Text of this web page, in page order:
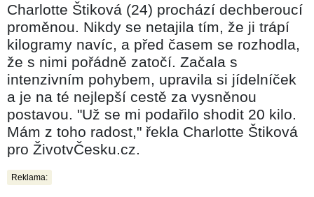
Charlotte Štiková (24) prochází dechberoucí
proměnou. Nikdy se netajila tím, že ji trápí
kilogramy navíc, a před časem se rozhodla,
že s nimi pořádně zatočí. Začala s
intenzivním pohybem, upravila si jídelníček
a je na té nejlepší cestě za vysněnou
postavou. "Už se mi podařilo shodit 20 kilo.
Mám z toho radost," řekla Charlotte Štiková
pro ŽivotvČesku.cz.
Reklama: